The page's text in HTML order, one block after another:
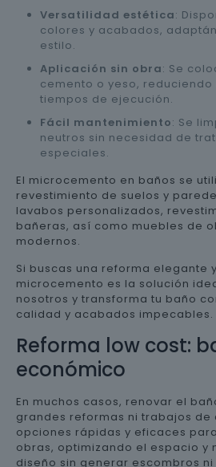
Versatilidad estética:
colores y acabados,
estilo.
Aplicación sin obra: Se
cemento o yeso,
tiempos de ejecución.
Fácil mantenimiento: Se
neutros sin necesidad de
especiales.
El microcemento en baños se
revestimiento de suelos y
lavabos personalizados,
bañeras, así como muebles de
modernos.
Si buscas una reforma elegante
microcemento es la solución
nosotros y transforma tu baño
calidad y acabados impecables.
Reforma low cost:
económico
En muchos casos, renovar el
grandes reformas ni trabajos de
opciones rápidas y eficaces
obras, optimizando el espacio y
diseño sin generar escombros